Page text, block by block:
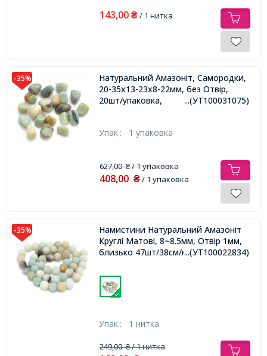
143,00 ₴/ 1 нитка
-35%
Натуральний Амазоніт, Самородки,
20-35х13-23х8-22мм, без Отвір,
20шт/упаковка,
...(УТ100031075)
Упак.: 1 упаковка
627,00₴/ 1 упаковка
408,00 ₴/ 1 упаковка
-35%
Намистини Натуральний Амазоніт
Круглі Матові, 8~8.5мм, Отвір 1мм,
близько 47шт/38см/нитка,...(УТ100022834)
Упак.: 1 нитка
249,00₴/ 1 нитка